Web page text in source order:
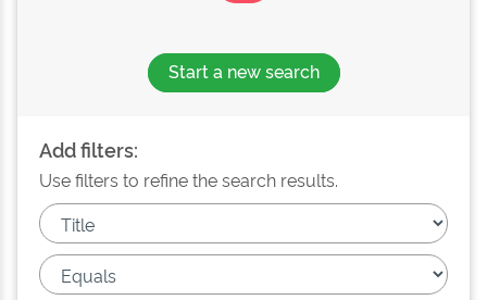
Start a new search
Add filters:
Use filters to refine the search results.